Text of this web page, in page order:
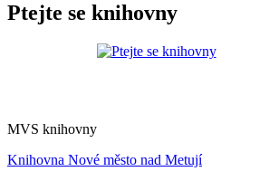
Ptejte se knihovny
MVS knihovny
Knihovna Nové město nad Metují